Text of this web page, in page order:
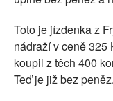
Toto je jízdenka z
nádraží v ceně 325
koupil z těch 400
Teď je již bez peněz.